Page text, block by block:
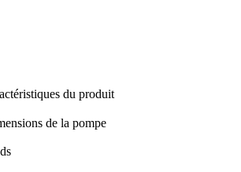
du produit
de la pompe